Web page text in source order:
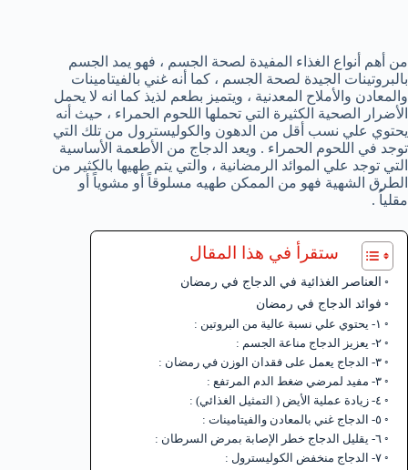
من أهم أنواع الغذاء المفيدة لصحة الجسم ، فهو يمد الجسم
بالبروتينات الجيدة لصحة الجسم ، كما أنه غني بالفيتامينات
والمعادن والأملاح المعدنية ، ويتميز بطعم لذيذ كما انه لا يحمل
الأضرار الصحية الكثيرة التي تحملها اللحوم الحمراء ، حيث أنه
يحتوي علي نسب أقل من الدهون والكوليسترول من تلك التي
توجد في اللحوم الحمراء . ويعد الدجاج من الأطعمة الأساسية
التي توجد علي الموائد الرمضانية ، والتي يتم طهيها بالكثير من
الطرق الشهية فهو من الممكن طهيه مسلوقاً أو مشوياً أو
مقلياُ .
ستقرأ في هذا المقال
العناصر الغذائية في الدجاج في رمضان
فوائد الدجاج في رمضان
١- يحتوي علي نسبة عالية من البروتين :
٢- يعزيز الدجاج مناعة الجسم :
٣- الدجاج يعمل على فقدان الوزن في رمضان :
٣- مفيد لمرضي ضغط الدم المرتفع :
٤- زيادة عملية الأيض ( التمثيل الغذائي) :
٥- الدجاج غني بالمعادن والفيتامينات :
٦- يقليل الدجاج خطر الإصابة بمرض السرطان :
٧- الدجاج منخفض الكوليسترول :